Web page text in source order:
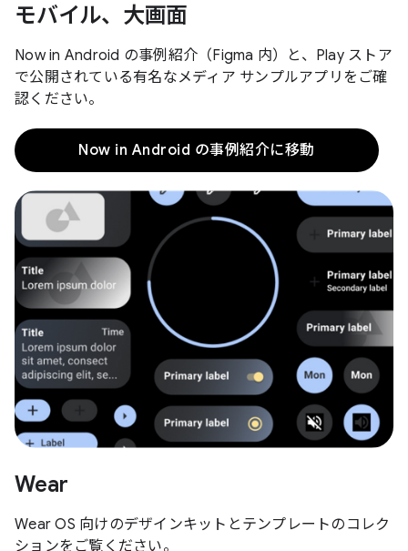
モバイル、大画面
Now in Android の事例紹介（Figma 内）と、Play ストア
で公開されている有名なメディア サンプルアプリをご確
認ください。
Now in Android の事例紹介に移動
Wear
Wear OS 向けのデザインキットとテンプレートのコレク
ションをご覧ください。